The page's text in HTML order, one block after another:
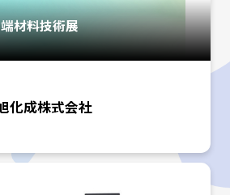
材料技術展
化成株式会社